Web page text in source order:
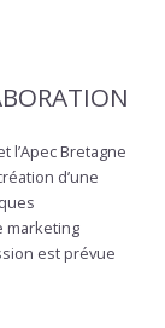
l’Apec Bretagne
d’une
marketing
est prévue